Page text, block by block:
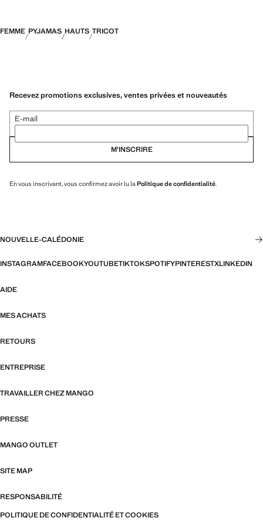
FEMME PYJAMAS HAUTS TRICOT
Recevez promotions exclusives, ventes privées et nouveautés
E-mail
M’INSCRIRE
En vous inscrivant, vous confirmez avoir lu la Politique de confidentialité.
NOUVELLE-CALÉDONIE
INSTAGRAMFACEBOOKYOUTUBETIKTOKSPOTIFYPINTERESTXLINKEDIN
AIDE
MES ACHATS
RETOURS
ENTREPRISE
TRAVAILLER CHEZ MANGO
PRESSE
MANGO OUTLET
SITE MAP
RESPONSABILITÉ
POLITIQUE DE CONFIDENTIALITÉ ET COOKIES